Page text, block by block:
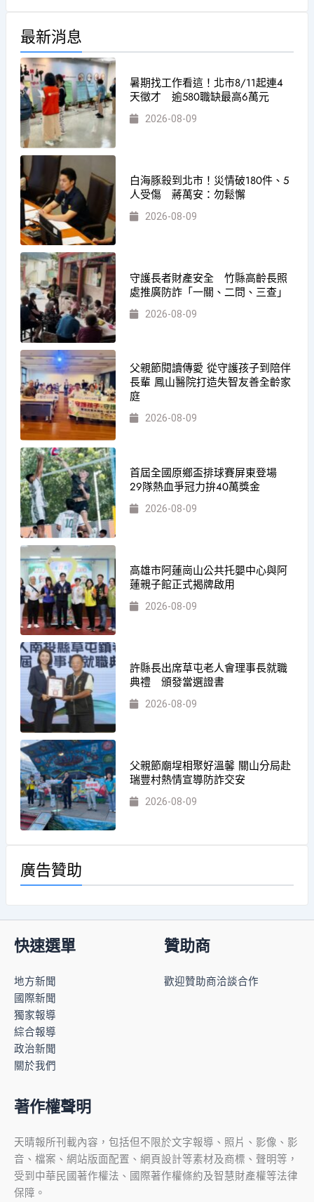
最新消息
暑期找工作看這！北市8/11起連4
天徵才 逾580職缺最高6萬元
2026-08-09
白海豚殺到北市！災情破180件、5
人受傷 蔣萬安：勿鬆懈
2026-08-09
守護長者財產安全 竹縣高齡長照
處推廣防詐「一關、二問、三查」
2026-08-09
父親節閱讀傳愛 從守護孩子到陪伴
長輩 鳳山醫院打造失智友善全齡家
庭
2026-08-09
首屆全國原鄉盃排球賽屏東登場
29隊熱血爭冠力拚40萬獎金
2026-08-09
高雄市阿蓮崗山公共托嬰中心與阿
蓮親子館正式揭牌啟用
2026-08-09
許縣長出席草屯老人會理事長就職
典禮 頒發當選證書
2026-08-09
父親節廟埕相聚好溫馨 關山分局赴
瑞豐村熱情宣導防詐交安
2026-08-09
廣告贊助
快速選單
地方新聞
國際新聞
獨家報導
綜合報導
政治新聞
關於我們
贊助商
歡迎贊助商洽談合作
著作權聲明
天晴報所刊載內容，包括但不限於文字報導、照片、影像、影
音、檔案、網站版面配置、網頁設計等素材及商標、聲明等，
受到中華民國著作權法、國際著作權條約及智慧財產權等法律
保障。